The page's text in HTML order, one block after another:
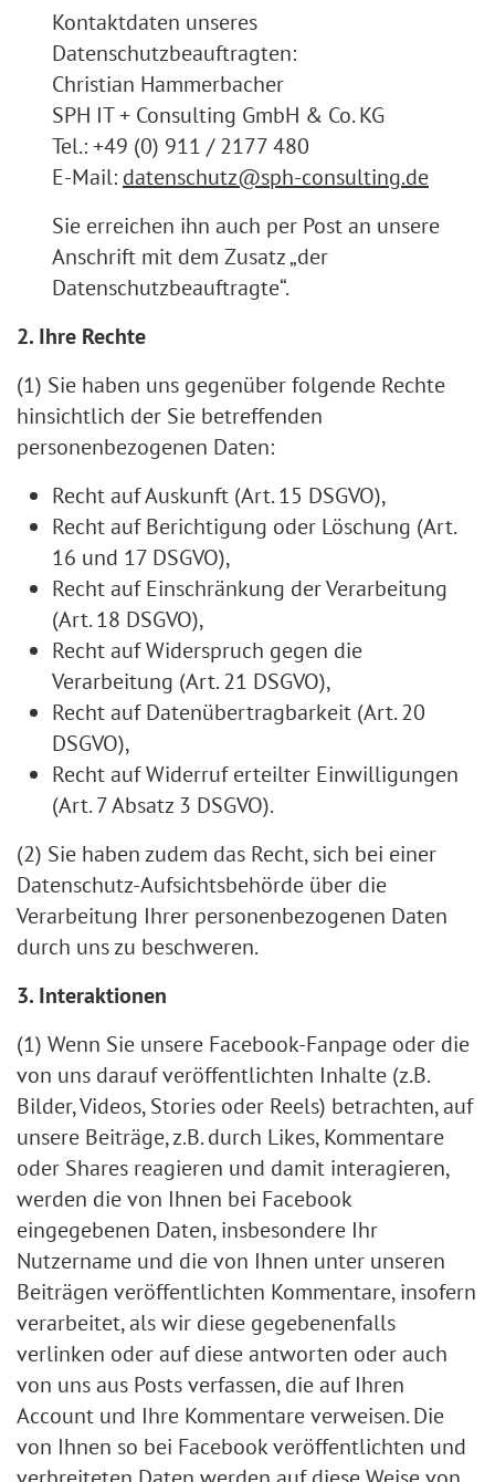
Kontaktdaten unseres
Datenschutzbeauftragten:
Christian Hammerbacher
SPH IT + Consulting GmbH & Co. KG
Tel.: +49 (0) 911 / 2177 480
E-Mail: datenschutz@sph-consulting.de
Sie erreichen ihn auch per Post an unsere
Anschrift mit dem Zusatz „der
Datenschutzbeauftragte“.
2. Ihre Rechte
(1) Sie haben uns gegenüber folgende Rechte
hinsichtlich der Sie betreffenden
personenbezogenen Daten:
Recht auf Auskunft (Art. 15 DSGVO),
Recht auf Berichtigung oder Löschung (Art.
16 und 17 DSGVO),
Recht auf Einschränkung der Verarbeitung
(Art. 18 DSGVO),
Recht auf Widerspruch gegen die
Verarbeitung (Art. 21 DSGVO),
Recht auf Datenübertragbarkeit (Art. 20
DSGVO),
Recht auf Widerruf erteilter Einwilligungen
(Art. 7 Absatz 3 DSGVO).
(2) Sie haben zudem das Recht, sich bei einer
Datenschutz-Aufsichtsbehörde über die
Verarbeitung Ihrer personenbezogenen Daten
durch uns zu beschweren.
3. Interaktionen
(1) Wenn Sie unsere Facebook-Fanpage oder die
von uns darauf veröffentlichten Inhalte (z.B.
Bilder, Videos, Stories oder Reels) betrachten, auf
unsere Beiträge, z.B. durch Likes, Kommentare
oder Shares reagieren und damit interagieren,
werden die von Ihnen bei Facebook
eingegebenen Daten, insbesondere Ihr
Nutzername und die von Ihnen unter unseren
Beiträgen veröffentlichten Kommentare, insofern
verarbeitet, als wir diese gegebenenfalls
verlinken oder auf diese antworten oder auch
von uns aus Posts verfassen, die auf Ihren
Account und Ihre Kommentare verweisen. Die
von Ihnen so bei Facebook veröffentlichten und